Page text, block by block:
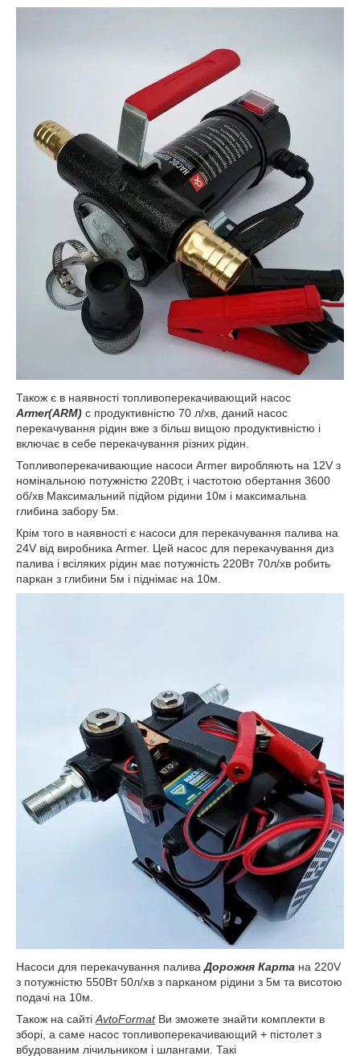
Також є в наявності топливоперекачивающий насос
Armer(ARM) c продуктивністю 70 л/хв, даний насос
перекачування рідин вже з більш вищою продуктивністю і
включає в себе перекачування різних рідин.
Топливоперекачивающие насоси Armer виробляють на 12V з
номінальною потужністю 220Вт, і частотою обертання 3600
об/хв Максимальний підйом рідини 10м і максимальна
глибина забору 5м.
Крім того в наявності є насоси для перекачування палива на
24V від виробника Armer. Цей насос для перекачування диз
палива і всіляких рідин має потужність 220Вт 70л/хв робить
паркан з глибини 5м і піднімає на 10м.
Насоси для перекачування палива Дорожня Карта на 220V
з потужністю 550Вт 50л/хв з парканом рідини з 5м та висотою
подачі на 10м.
Також на сайті AvtoFormatВи зможете знайти комплекти в
зборі, а саме насос топливоперекачивающий + пістолет з
вбудованим лічильником і шлангами. Такі